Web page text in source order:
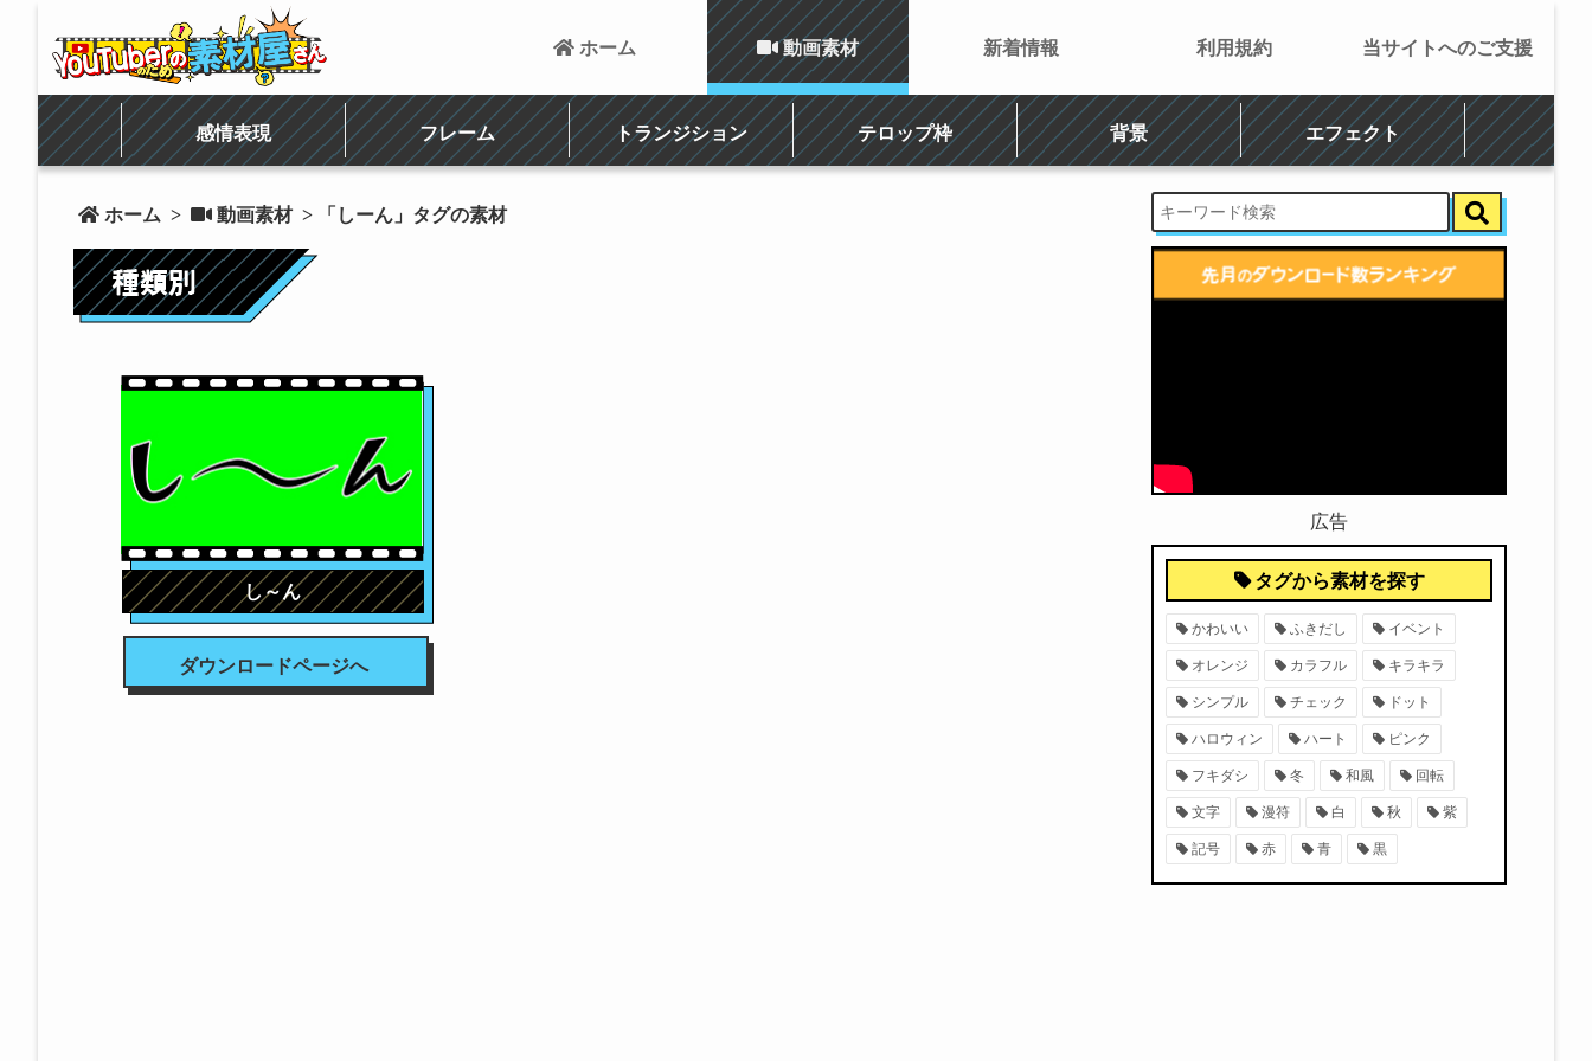
 ホーム  動画素材
感情表現 フレーム トランジション テロップ枠 背景 エフェクト
新着情報 利用規約 当サイトへのご支援
 ホーム >  動画素材 > 「しーん」タグの素材
し～ん
ダウンロードページへ
広告
タグから素材を探す
かわいい ふきだし イベント
オレンジ カラフル キラキラ
シンプル チェック ドット
ハロウィン ハート ピンク
フキダシ 冬 和風 回転
文字 漫符 白 秋 紫
記号 赤 青 黒